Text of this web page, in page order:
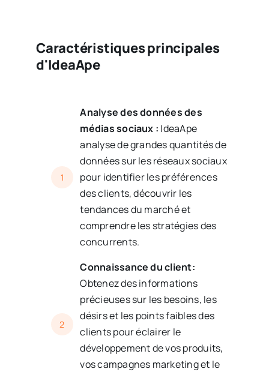
Caractéristiques principales
d'IdeaApe
1
Analyse des données des
médias sociaux : IdeaApe
analyse de grandes quantités de
données sur les réseaux sociaux
pour identifier les préférences
des clients, découvrir les
tendances du marché et
comprendre les stratégies des
concurrents.
2
Connaissance du client:
Obtenez des informations
précieuses sur les besoins, les
désirs et les points faibles des
clients pour éclairer le
développement de vos produits,
vos campagnes marketing et le